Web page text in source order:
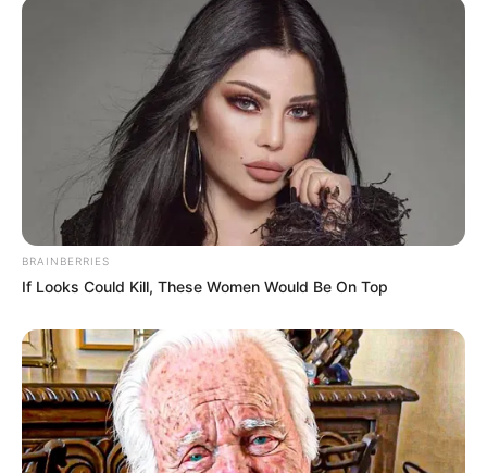
BRAINBERRIES
If Looks Could Kill, These Women Would Be On Top